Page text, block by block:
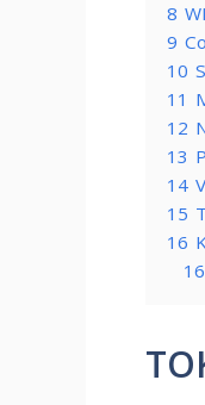
8
9
10
11
12
13
14
15
16